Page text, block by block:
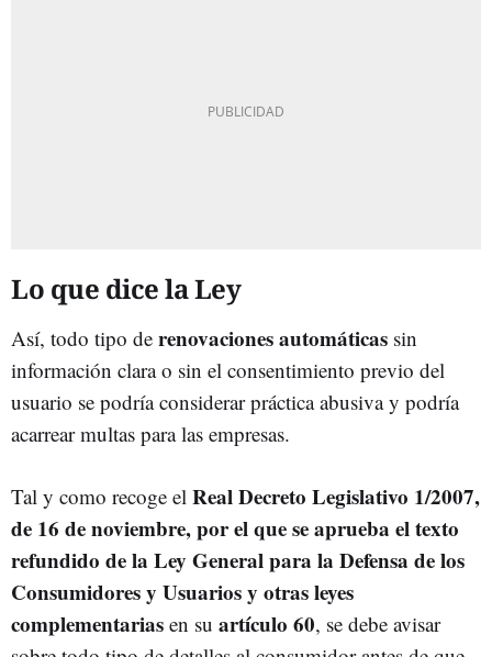
Lo que dice la Ley
Así, todo tipo de renovaciones automáticas sin
información clara o sin el consentimiento previo del
usuario se podría considerar práctica abusiva y podría
acarrear multas para las empresas.
Tal y como recoge el Real Decreto Legislativo 1/2007,
de 16 de noviembre, por el que se aprueba el texto
refundido de la Ley General para la Defensa de los
Consumidores y Usuarios y otras leyes
complementarias en su artículo 60, se debe avisar